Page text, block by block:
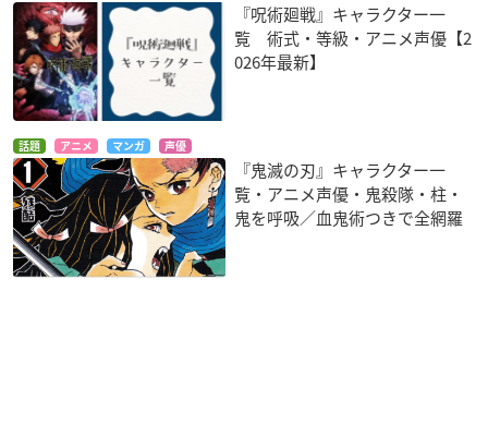
『呪術廻戦』キャラクター一
覧 術式・等級・アニメ声優【2
026年最新】
話題 アニメ マンガ 声優
『鬼滅の刃』キャラクター一
覧・アニメ声優・鬼殺隊・柱・
鬼を呼吸／血鬼術つきで全網羅